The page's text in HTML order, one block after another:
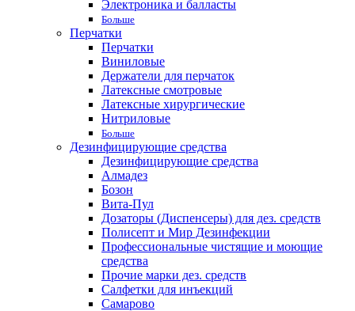
Электроника и балласты
Больше
Перчатки
Перчатки
Виниловые
Держатели для перчаток
Латексные смотровые
Латексные хирургические
Нитриловые
Больше
Дезинфицирующие средства
Дезинфицирующие средства
Алмадез
Бозон
Вита-Пул
Дозаторы (Диспенсеры) для дез. средств
Полисепт и Мир Дезинфекции
Профессиональные чистящие и моющие
средства
Прочие марки дез. средств
Салфетки для инъекций
Самарово